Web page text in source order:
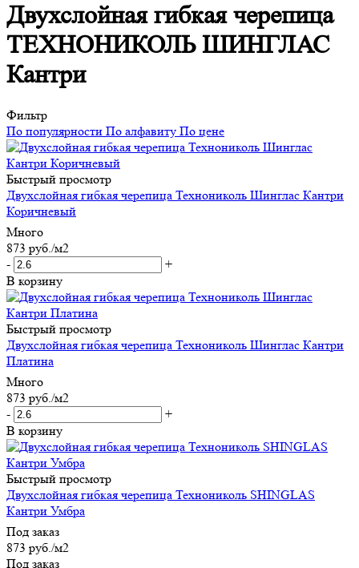
Двухслойная гибкая черепица
ТЕХНОНИКОЛЬ ШИНГЛАС
Кантри
Фильтр
По популярности По алфавиту По цене
Быстрый просмотр
Двухслойная гибкая черепица Технониколь Шинглас Кантри
Коричневый
Много
873 руб./м2
-
+
В корзину
Быстрый просмотр
Двухслойная гибкая черепица Технониколь Шинглас Кантри
Платина
Много
873 руб./м2
-
+
В корзину
Быстрый просмотр
Двухслойная гибкая черепица Технониколь SHINGLAS
Кантри Умбра
Под заказ
873 руб./м2
Под заказ